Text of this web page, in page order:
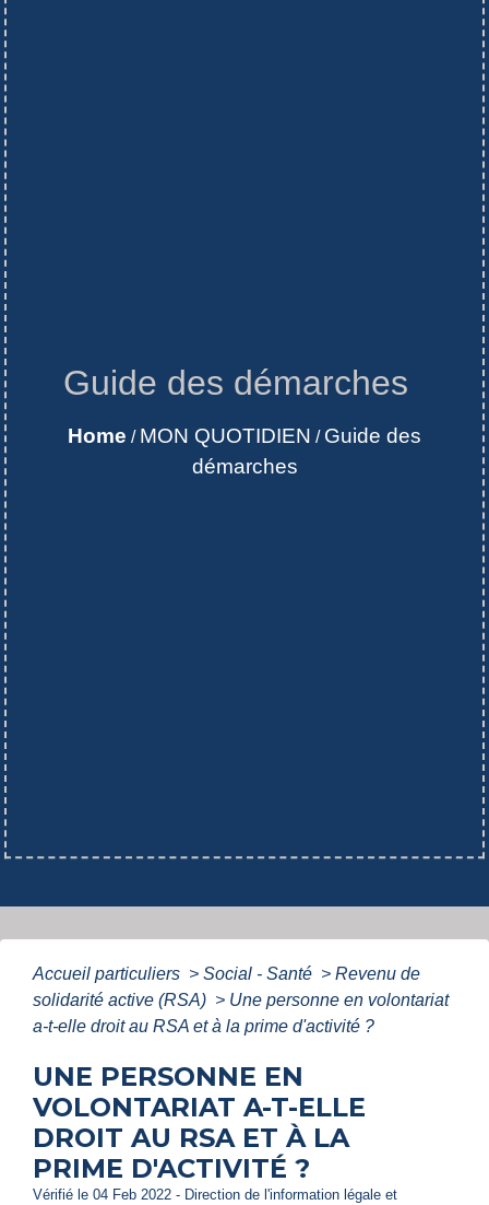
Guide des démarches
Home / MON QUOTIDIEN / Guide des
démarches
Accueil particuliers > Social - Santé > Revenu de
solidarité active (RSA) > Une personne en volontariat
a-t-elle droit au RSA et à la prime d'activité ?
UNE PERSONNE EN
VOLONTARIAT A-T-ELLE
DROIT AU RSA ET À LA
PRIME D'ACTIVITÉ ?
Vérifié le 04 Feb 2022 - Direction de l'information légale et